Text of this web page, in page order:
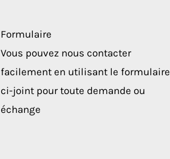
Formulaire
Vous pouvez nous contacter
facilement en utilisant le formulaire
ci-joint pour toute demande ou
échange